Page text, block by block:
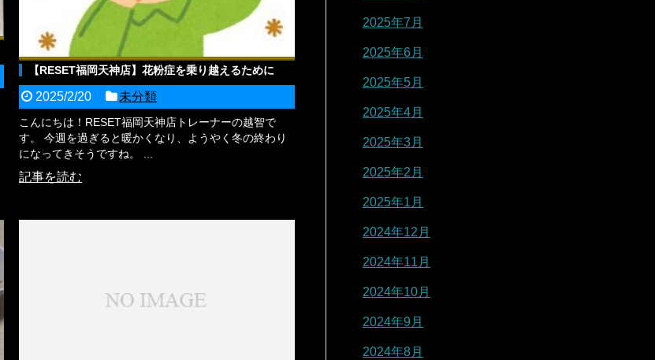
【RESET福岡天神店】花粉症を乗り越えるために
2025/2/20 未分類
こんにちは！RESET福岡天神店トレーナーの越智で
す。 今週を過ぎると暖かくなり、ようやく冬の終わり
になってきそうですね。 ...
記事を読む
2025年7月
2025年6月
2025年5月
2025年4月
2025年3月
2025年2月
2025年1月
2024年12月
2024年11月
2024年10月
2024年9月
2024年8月